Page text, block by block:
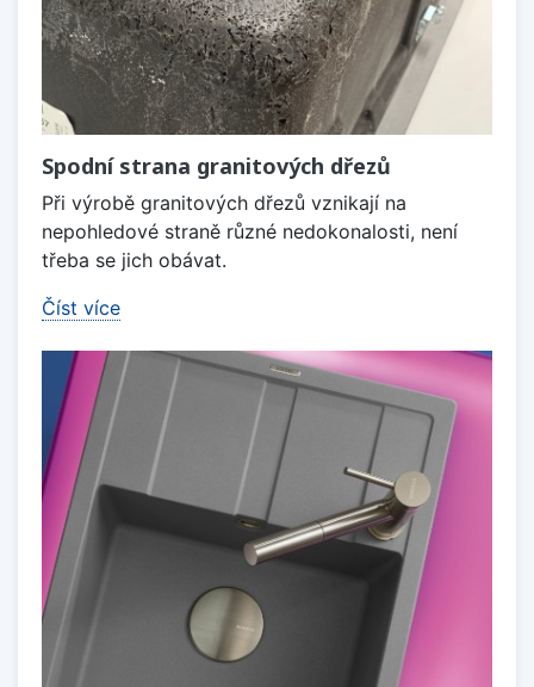
Spodní strana granitových dřezů
Při výrobě granitových dřezů vznikají na
nepohledové straně různé nedokonalosti, není
třeba se jich obávat.
Číst více